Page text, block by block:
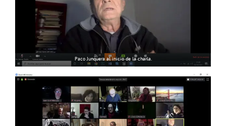
Paco Junquera al inicio de la charla.